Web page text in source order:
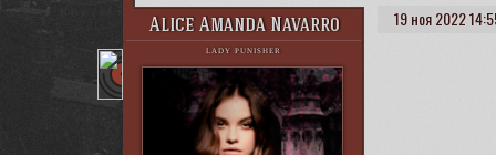
19 ноя 2022
Alice Amanda Navarro
LADY PUNISHER